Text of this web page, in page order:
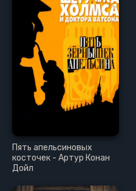
Пять апельсиновых
косточек - Артур Конан
Дойл